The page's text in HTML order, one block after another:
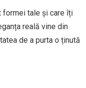
tale și care îți
reală vine din
de a purta o ținută